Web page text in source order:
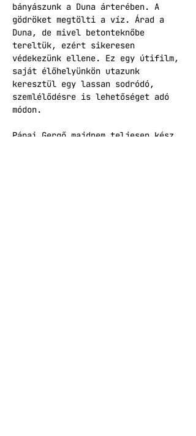
bányászunk a Duna árterében. A
gödröket megtölti a víz. Árad a
Duna, de mivel betonteknőbe
tereltük, ezért sikeresen
védekezünk ellene. Ez egy útifilm,
saját élőhelyünkön utazunk
keresztül egy lassan sodródó,
szemlélődésre is lehetőséget adó
módon.
Pápai Gergő majdnem teljesen kész